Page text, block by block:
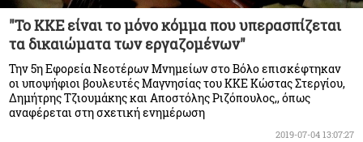
"Το ΚΚΕ είναι το μόνο κόμμα που υπερασπίζεται
τα δικαιώματα των εργαζομένων"
Την 5η Εφορεία Νεοτέρων Μνημείων στο Βόλο επισκέφτηκαν
οι υποψήφιοι βουλευτές Μαγνησίας του ΚΚΕ Κώστας Στεργίου,
Δημήτρης Τζιουμάκης και Αποστόλης Ριζόπουλος,, όπως
αναφέρεται στη σχετική ενημέρωση
2019-07-04 13:07:27